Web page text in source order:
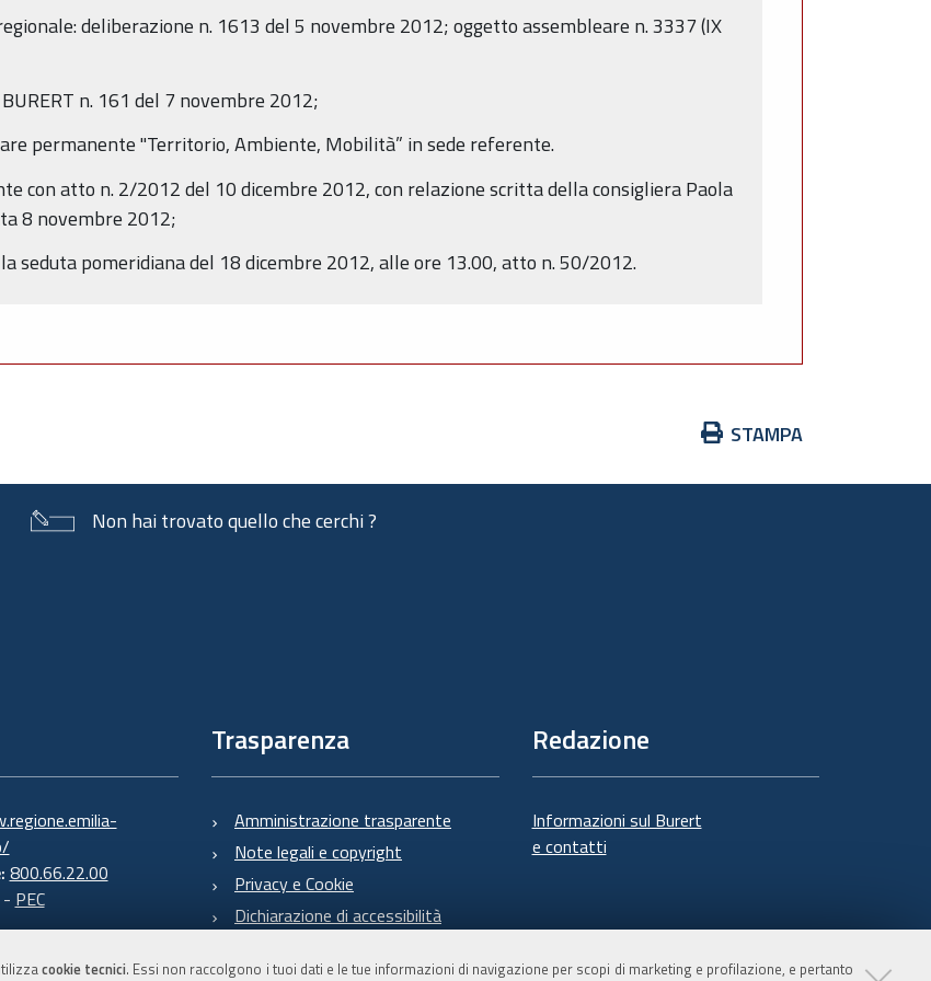
cookie tecnici. Essi non raccolgono i tuoi dati e le tue informazioni di navigazione per scopi di marketing e profilazione, e pertanto
deliberazione n. 1613 del 5 novembre 2012; oggetto assembleare n. 3337 (IX
n. 161 del 7 novembre 2012;
permanente "Territorio, Ambiente, Mobilità” in sede referente.
con atto n. 2/2012 del 10 dicembre 2012, con relazione scritta della consigliera Paola
8 novembre 2012;
seduta pomeridiana del 18 dicembre 2012, alle ore 13.00, atto n. 50/2012.
Azioni
documento
STAMPA
Non hai trovato quello che cerchi ?
800.66.22.00
- PEC
Trasparenza
Amministrazione trasparente
Note legali e copyright
Privacy e Cookie
Dichiarazione di accessibilità
Redazione
Informazioni sul Burert
e contatti